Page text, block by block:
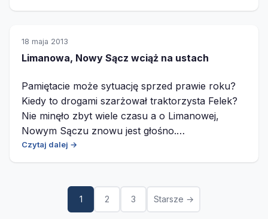
18 maja 2013
Limanowa, Nowy Sącz wciąż na ustach
Pamiętacie może sytuację sprzed prawie roku?
Kiedy to drogami szarżował traktorzysta Felek?
Nie minęło zbyt wiele czasu a o Limanowej,
Nowym Sączu znowu jest głośno.…
Czytaj dalej →
Stronicowanie
1 2 3 Starsze →